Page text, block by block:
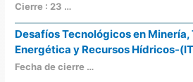
Cierre : 23 …
Desafíos Tecnológicos en Minería,
Energética y Recursos Hídricos-
Fecha de cierre …